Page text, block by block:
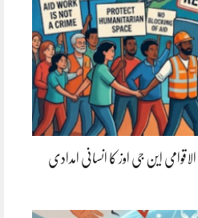
این جی اوز کا انسانی امدادی